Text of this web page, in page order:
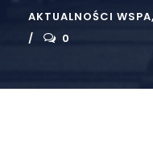
AKTUALNOŚCI WSPA,
0